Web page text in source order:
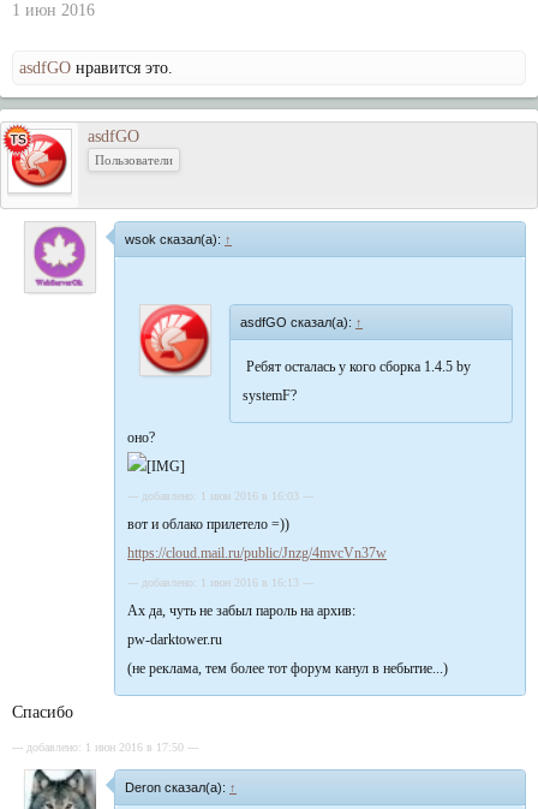
1 июн 2016
asdfGO нравится это.
asdfGO
Пользователи
wsok сказал(а): ↑
asdfGO сказал(а): ↑
Ребят осталась у кого сборка 1.4.5 by
systemF?
оно?
--- добавлено: 1 июн 2016 в 16:03 ---
вот и облако прилетело =))
https://cloud.mail.ru/public/Jnzg/4mvcVn37w
--- добавлено: 1 июн 2016 в 16:13 ---
Ах да, чуть не забыл пароль на архив:
pw-darktower.ru
(не реклама, тем более тот форум канул в небытие...)
Спасибо
--- добавлено: 1 июн 2016 в 17:50 ---
Deron сказал(а): ↑